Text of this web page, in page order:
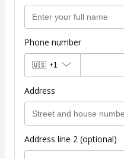
Phone number
🇺🇸 +1
Address
Address line 2 (optional)